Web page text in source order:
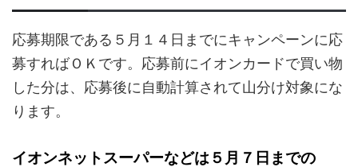
応募期限である５月１４日までにキャンペーンに応
募すればＯＫです。応募前にイオンカードで買い物
した分は、応募後に自動計算されて山分け対象にな
ります。
イオンネットスーパーなどは５月７日までの